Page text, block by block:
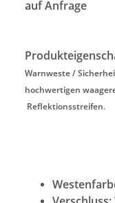
auf Anfrage
Warnweste /
hochwertigen
Reflektionsstreifen.